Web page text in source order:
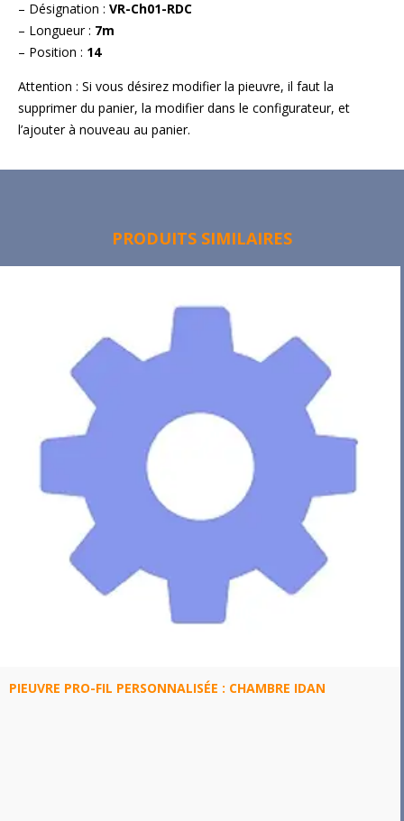
– Désignation : VR-Ch01-RDC
– Longueur : 7m
– Position : 14
Attention : Si vous désirez modifier la pieuvre, il faut la
supprimer du panier, la modifier dans le configurateur, et
l’ajouter à nouveau au panier.
PRODUITS SIMILAIRES
PIEUVRE PRO-FIL PERSONNALISÉE : CHAMBRE IDAN